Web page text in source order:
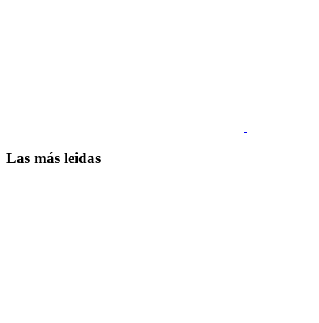
Las más leidas